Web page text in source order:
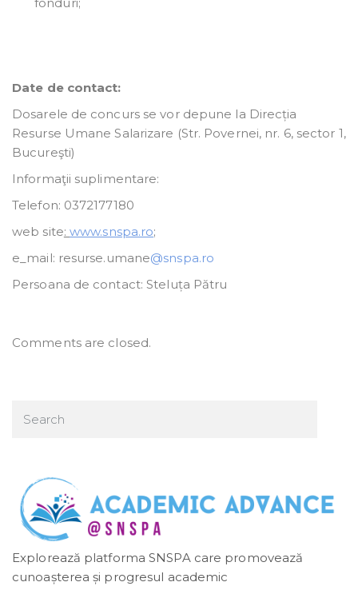
Date de contact:
Dosarele de concurs se vor depune la Direcția
Resurse Umane Salarizare (Str. Povernei, nr. 6, sector 1,
Bucureşti)
Informaţii suplimentare:
Telefon: 0372177180
web site:www.snspa.ro;
e_mail: resurse.umane@snspa.ro
Persoana de contact: Steluța Pătru
Comments are closed.
Explorează platforma SNSPA care promovează
cunoașterea și progresul academic